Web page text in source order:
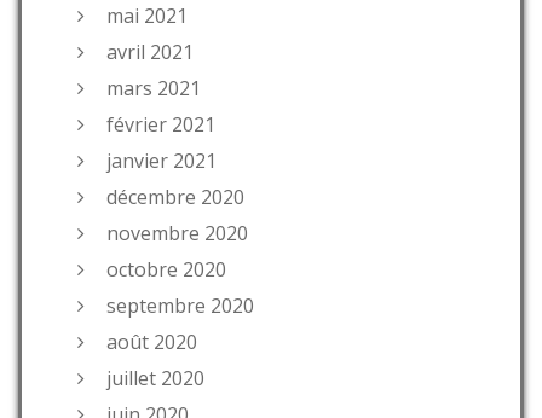
mai 2021
avril 2021
mars 2021
février 2021
janvier 2021
décembre 2020
novembre 2020
octobre 2020
septembre 2020
août 2020
juillet 2020